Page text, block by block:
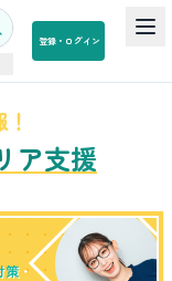
登録・ログイン
ア支援
策・